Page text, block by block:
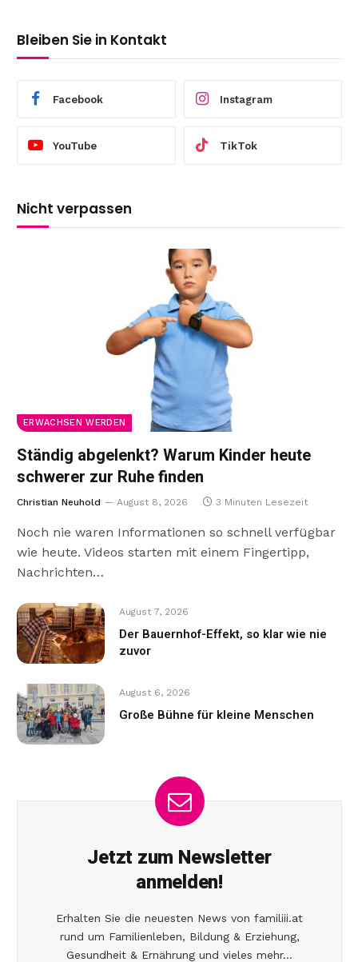
Bleiben Sie in Kontakt
Facebook Instagram
YouTube TikTok
Nicht verpassen
ERWACHSEN WERDEN
Ständig abgelenkt? Warum Kinder heute
schwerer zur Ruhe finden
Christian Neuhold August 8, 2026 3 Minuten Lesezeit
Noch nie waren Informationen so schnell verfügbar
wie heute. Videos starten mit einem Fingertipp,
Nachrichten…
August 7, 2026
Der Bauernhof-Effekt, so klar wie nie
zuvor
August 6, 2026
Große Bühne für kleine Menschen
Jetzt zum Newsletter
anmelden!
Erhalten Sie die neuesten News von familiii.at
rund um Familienleben, Bildung & Erziehung,
Gesundheit & Ernährung und vieles mehr...